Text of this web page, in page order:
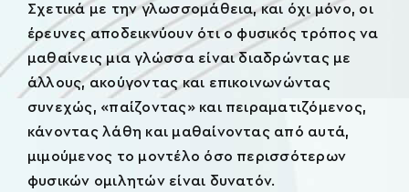
Σχετικά με την γλωσσομάθεια, και όχι μόνο, οι
έρευνες αποδεικνύουν ότι ο φυσικός τρόπος να
μαθαίνεις μια γλώσσα είναι διαδρώντας με
άλλους, ακούγοντας και επικοινωνώντας
συνεχώς, «παίζοντας» και πειραματιζόμενος,
κάνοντας λάθη και μαθαίνοντας από αυτά,
μιμούμενος το μοντέλο όσο περισσότερων
φυσικών ομιλητών είναι δυνατόν.